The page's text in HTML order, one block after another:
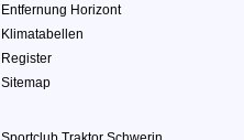
Entfernung Horizont
Klimatabellen
Register
Sitemap